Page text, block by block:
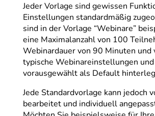
Jeder Vorlage sind gewissen
Einstellungen standardmäßig
sind in der Vorlage “Webinare”
eine Maximalanzahl von 100
Webinardauer von 90 Minuten
typische Webinareinstellungen
vorausgewählt als Default
Jede Standardvorlage kann jedoch
bearbeitet und individuell